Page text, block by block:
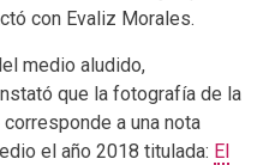
con Evaliz Morales.
medio aludido,
que la fotografía de la
a una nota
el año 2018 titulada: El